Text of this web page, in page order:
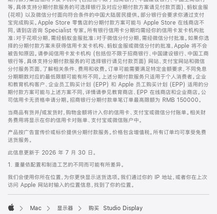
等，具体支持分期付款服务的可选择银行及对应分期付款方案请见付款页面)、蚂蚁金服
(花呗) 以及微信分付面向符合条件的中国大陆居民提供。部分银行会要求你通过支付
宝完成购买。Apple Store 零售店的分期付款方案可能与 Apple Store 在线商店不
同，请到店咨询 Specialist 专家。所有银行信用卡分期均需经你的信用卡发卡机构批
准；对于花呗分期，需经蚂蚁金服批准；对于微信分付分期，需经微信分付批准。如果你选
择的分期付款方案未获得信用卡发卡机构、蚂蚁金服或微信分付的批准，Apple 将不会
被告知原因。请参阅信用卡发卡机构 (包括但不限于招商银行、中国建设银行、中国工商
银行等，具体支持分期付款服务的可选择银行请见付款页面) 网站、支付宝网站和微信
分付服务页面，了解相关条件、费用和收费。订单可能需要满足特定金额要求，不同免息
分期期数对应的最低限额可能有所不同。上述分期付款服务只适用于个人消费者。企业
和教育机构客户、企业员工购买计划 (EPP) 和 Apple 员工购买计划 (EPP) 适用的分
期付款方案可能与上述方案不同，详情请参见教育商店、EPP 在线商店和企业商店。公
司信用卡无资格申请分期。招商银行分期付款单笔订单最高限额为 RMB 150000。
当商品有货并/或发货时，购物金额将计入你的信用卡、支付宝或微信分付账单。相关财
务费用将显示在你的信用卡对账单、支付宝或微信账户中。
产品按广告宣传价或标价提供分期付款服务。价格包含增值税。所有订单均可享受免费
送货服务。
此信息更新于 2026 年 7 月 30 日。
1. 重量依配置和制造工艺的不同而可能有所差异。
我们会使用你所在位置，为你更快显示送货选项。我们通过你的 IP 地址，或者你在上次
访问 Apple 网站时输入的位置信息，找到了你的位置。
Mac 显示器 购买 Studio Display